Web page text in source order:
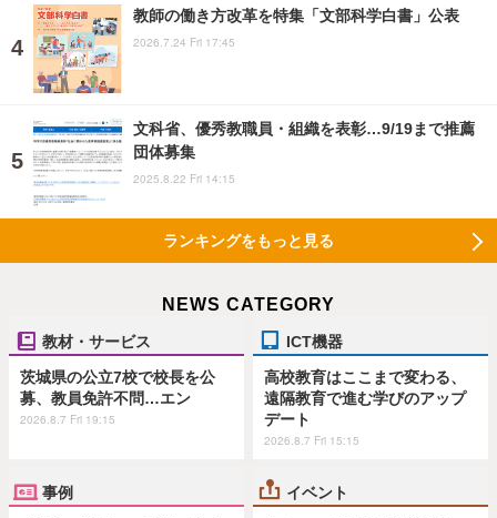
教師の働き方改革を特集「文部科学白書」公表
2026.7.24 Fri 17:45
文科省、優秀教職員・組織を表彰…9/19まで推薦
団体募集
2025.8.22 Fri 14:15
ランキングをもっと見る
NEWS CATEGORY
教材・サービス
茨城県の公立7校で校長を公
募、教員免許不問…エン
2026.8.7 Fri 19:15
ICT機器
高校教育はここまで変わる、
遠隔教育で進む学びのアップ
デート
2026.8.7 Fri 15:15
事例 イベント